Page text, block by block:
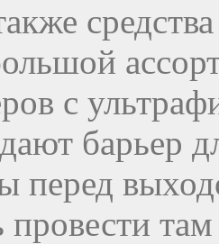
с
барьер
перед